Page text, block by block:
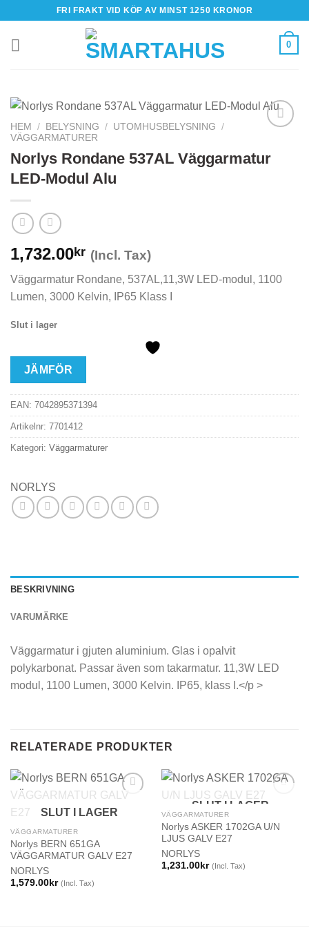
content
FRI FRAKT VID KÖP AV MINST 1250 KRONOR
0
HEM / BELYSNING / UTOMHUSBELYSNING
/
VÄGGARMATURER
Norlys Rondane 537AL Väggarmatur
LED-Modul Alu
1,732.00kr (Incl. Tax)
Väggarmatur Rondane, 537AL,11,3W LED-modul, 1100
Lumen, 3000 Kelvin, IP65 Klass I
Slut i lager
JÄMFÖR
EAN: 7042895371394
Artikelnr: 7701412
Kategori: Väggarmaturer
NORLYS
BESKRIVNING
VARUMÄRKE
Väggarmatur i gjuten aluminium. Glas i opalvit
polykarbonat. Passar även som takarmatur. 11,3W LED
modul, 1100 Lumen, 3000 Kelvin. IP65, klass I.</p >
RELATERADE PRODUKTER
SLUT I LAGER
VÄGGARMATURER
Norlys BERN 651GA
VÄGGARMATUR GALV E27
NORLYS
1,579.00kr (Incl. Tax)
SLUT I LAGER
VÄGGARMATURER
Norlys ASKER 1702GA U/N
LJUS GALV E27
NORLYS
1,231.00kr (Incl. Tax)